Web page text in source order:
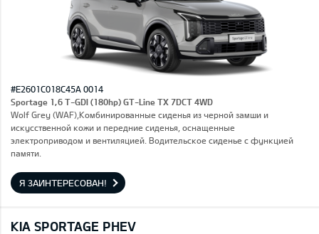
#E2601C018C45A 0014
Sportage 1,6 T-GDI (180hp) GT-Line TX 7DCT 4WD
Wolf Grey (WAF),Комбинированные сиденья из черной замши и
искусственной кожи и передние сиденья, оснащенные
электроприводом и вентиляцией. Водительское сиденье с функцией
памяти.
Я ЗАИНТЕРЕСОВАН!
KIA SPORTAGE PHEV